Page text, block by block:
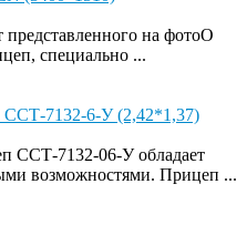
представленного на фотоО
специально ...
7132-06-У обладает
возможностями. Прицеп ...